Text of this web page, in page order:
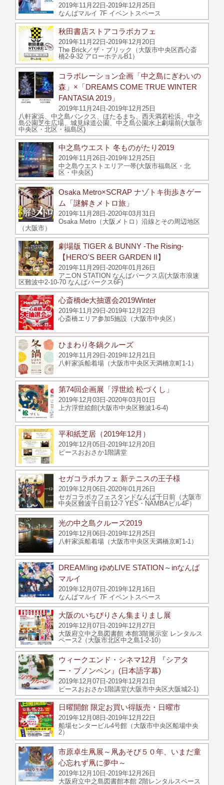
2019年11月22日-2019年12月25日
なんばマルイ 7F イベントスペース
秋田書店ストアコラボカフェ
2019年11月22日-2019年12月20日
The Brick／ザ・ブリック（大阪市中央区西心斎
橋2-9-32 アローホテルB1）
コラボレーション企画「中之島にぎわいの
森」×「DREAMS COME TRUE WINTER
FANTASIA 2019」
2019年11月24日-2019年12月25日
八軒家浜、中之島バンクス、ほたるまち、西天満若松浜、中之
島公園芝生広場、城見緑道公園、中之島公園水上劇場前(大阪市
中央区・北区・福島区)
中之島ウエスト 冬ものがたり2019
2019年11月26日-2019年12月25日
中之島ウエストエリア一帯(大阪市福島区・北
区・中央区)
Osaka Metro×SCRAP ナゾトキ街歩きゲー
ム「謎解きメトロ旅」
2019年11月28日-2020年03月31日
Osaka Metro（大阪メトロ）沿線とその周辺地区
（大阪市）
劇場版 TIGER & BUNNY -The Rising-
【HERO'S BEER GARDEN II】
2019年11月29日-2020年01月26日
アニON STATION なんばパークス店(大阪市浪速
区難波中2-10-70 なんばパークス6F)
心斎橋de大抽選会2019Winter
2019年11月29日-2019年12月22日
心斎橋エリア参加5施設（大阪市中央区）
ひまわり冬鍋クルーズ
2019年11月29日-2019年12月21日
八軒家浜船着場（大阪市中央区天満橋京町1-1）
第74回企画展「浮世絵 松づくし」
2019年12月03日-2020年03月01日
上方浮世絵館(大阪市中央区難波1-6-4)
平和紙芝居（2019年12月）
2019年12月05日-2019年12月20日
ピースおおさか1階講堂
セガコラボカフェ 新テニスの王子様
2019年12月06日-2020年01月26日
セガコラボカフェスタンドなんば千日前（大阪市
中央区難波千日前12-7 YES・NAMBAビル4F）
光の中之島クルーズ2019
2019年12月06日-2019年12月25日
八軒家浜船着場（大阪市中央区天満橋京町1-1）
DREAM!ing ゆめLIVE STATION～inなんば
マルイ
2019年12月07日-2019年12月16日
なんばマルイ 7F イベントスペース
大阪のいちびりさん集まりまし展
2019年12月07日-2019年12月27日
大阪府立中之島図書館 本館3階展示室 レンタルス
ペース2（大阪市北区中之島1-2-10）
ウィークエンド・シネマ12月 『シアタ
ー・プノンペン』(日本語字幕)
2019年12月07日-2019年12月21日
ピースおおさか1階講堂(大阪市中央区大阪城2-1)
日曜開館 限定お買い得販売・日曜市
2019年12月08日-2019年12月22日
船場センタービル4号館（大阪市中央区船場中央
2）
市原卓生凧展～凧あそび５０年、いまだ童
心忘れず凧に夢中～
2019年12月10日-2019年12月26日
大阪府立中之島図書館本館 2階レンタルスペース